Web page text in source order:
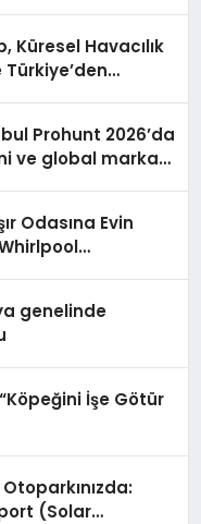
Küresel Havacılık
Prohunt 2026’da
ve global marka
Odasına Evin
genelinde
İşe Götür
(Solar